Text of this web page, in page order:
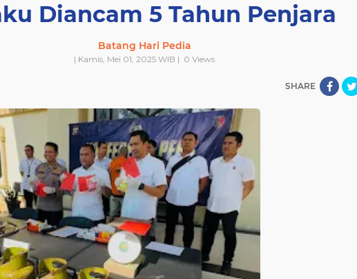
Diancam 5 Tahun Penjara
Batang Hari Pedia
| Kamis, Mei 01, 2025 WIB | 0 Views
SHARE